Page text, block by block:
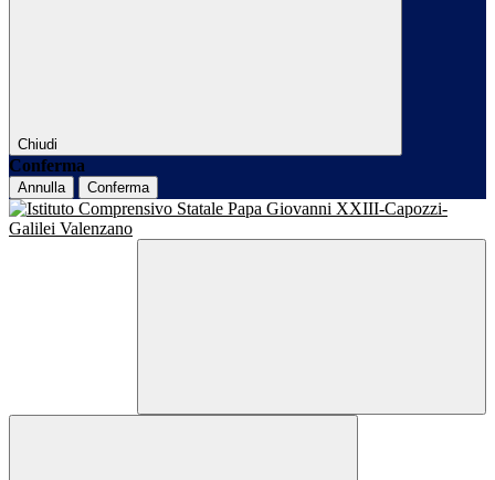
Chiudi
Conferma
Annulla Conferma